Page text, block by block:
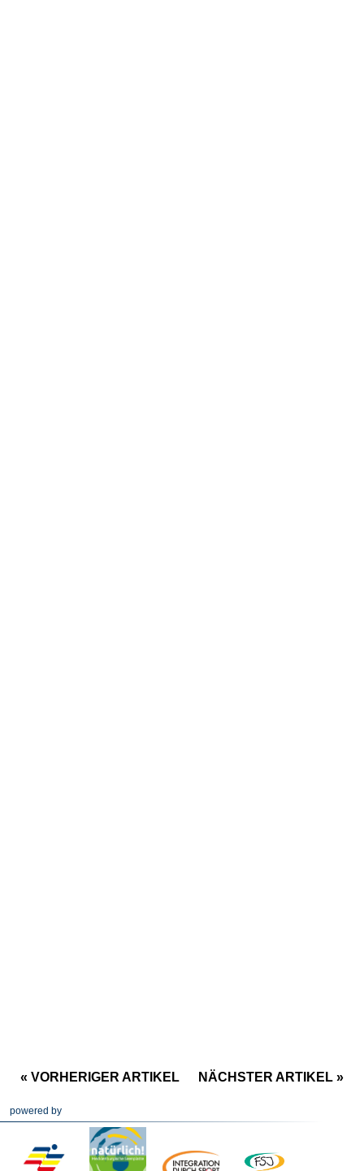
NÄCHSTER ARTIKEL »
« VORHERIGER ARTIKEL
powered by